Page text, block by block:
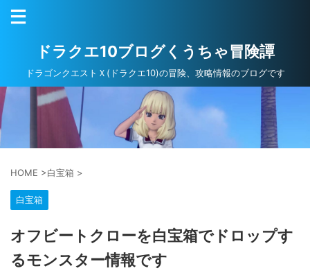
ドラクエ10ブログくうちゃ冒険譚
ドラゴンクエストＸ(ドラクエ10)の冒険、攻略情報のブログです
HOME >白宝箱 >
白宝箱
オフビートクローを白宝箱でドロップす
るモンスター情報です